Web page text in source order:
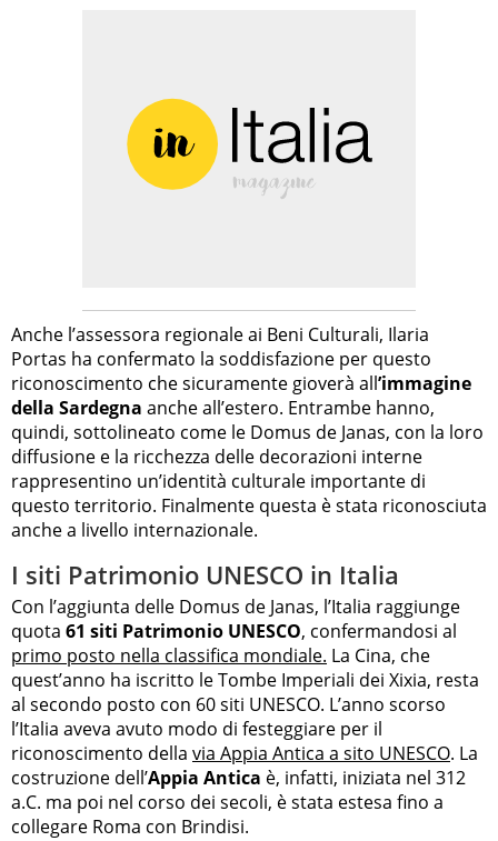
Anche l’assessora regionale ai Beni Culturali, Ilaria
Portas ha confermato la soddisfazione per questo
riconoscimento che sicuramente gioverà all’immagine
della Sardegna anche all’estero. Entrambe hanno,
quindi, sottolineato come le Domus de Janas, con la loro
diffusione e la ricchezza delle decorazioni interne
rappresentino un’identità culturale importante di
questo territorio. Finalmente questa è stata riconosciuta
anche a livello internazionale.
I siti Patrimonio UNESCO in Italia
Con l’aggiunta delle Domus de Janas, l’Italia raggiunge
quota 61 siti Patrimonio UNESCO, confermandosi al
primo posto nella classifica mondiale. La Cina, che
quest’anno ha iscritto le Tombe Imperiali dei Xixia, resta
al secondo posto con 60 siti UNESCO. L’anno scorso
l’Italia aveva avuto modo di festeggiare per il
riconoscimento della via Appia Antica a sito UNESCO. La
costruzione dell’Appia Antica è, infatti, iniziata nel 312
a.C. ma poi nel corso dei secoli, è stata estesa fino a
collegare Roma con Brindisi.